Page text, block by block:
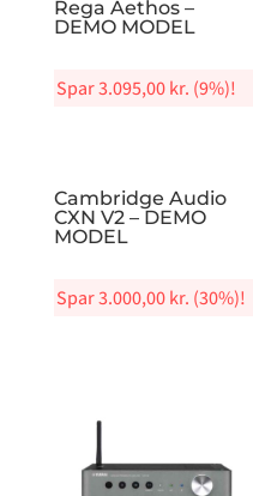
Rega Aethos –
DEMO MODEL
Spar3.095,00kr. (9%)!
Cambridge Audio
CXN V2 – DEMO
MODEL
Spar3.000,00kr. (30%)!